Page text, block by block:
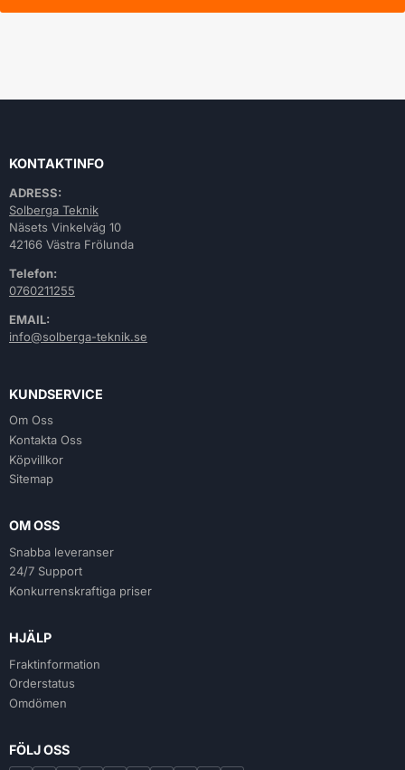
KONTAKTINFO
ADRESS:
Solberga Teknik
Näsets Vinkelväg 10
42166 Västra Frölunda
Telefon:
0760211255
EMAIL:
info@solberga-teknik.se
KUNDSERVICE
Om Oss
Kontakta Oss
Köpvillkor
Sitemap
OM OSS
Snabba leveranser
24/7 Support
Konkurrenskraftiga priser
HJÄLP
Fraktinformation
Orderstatus
Omdömen
FÖLJ OSS